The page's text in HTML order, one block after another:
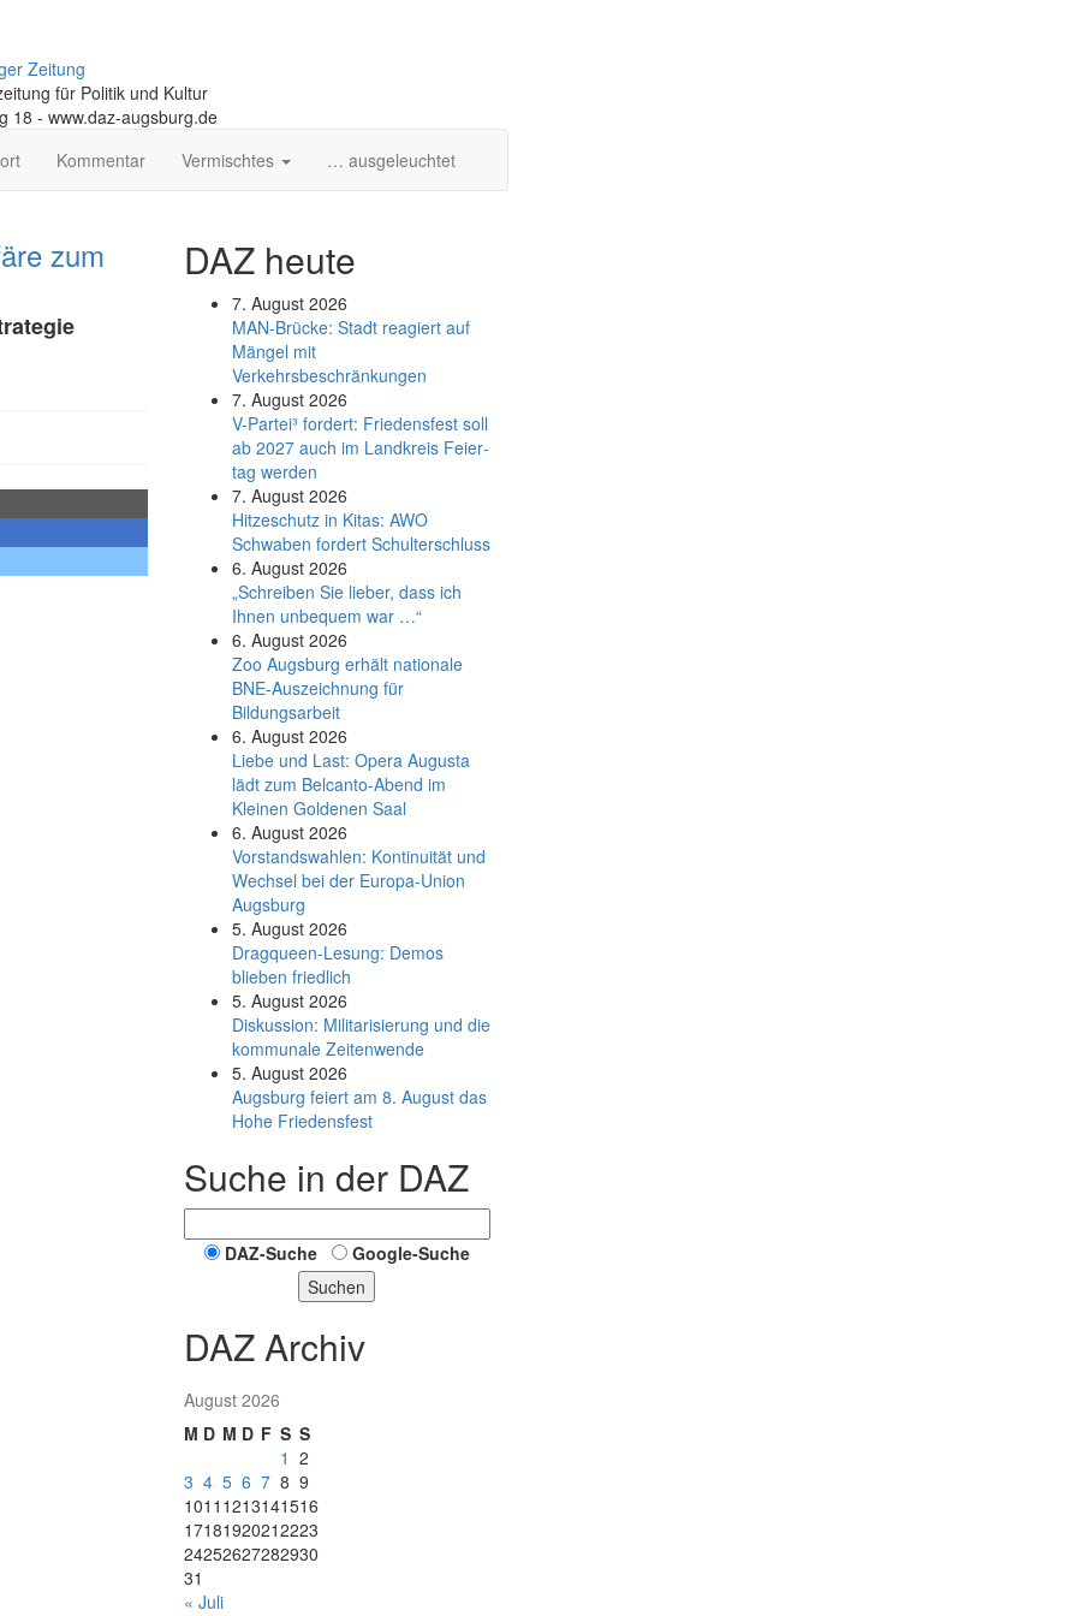
Zeitung
für Politik und Kultur
18 - www.daz-augsburg.de
Kommentar Vermischtes … ausgeleuchtet
zum DAZ heute
7. August 2026
MAN-Brücke: Stadt reagiert auf
Mängel mit
Verkehrsbeschränkungen
7. August 2026
V-Partei­³ fordert: Friedens­fest soll
ab 2027 auch im Land­kreis Feier­
tag werden
7. August 2026
Hitzeschutz in Kitas: AWO
Schwaben fordert Schulterschluss
6. August 2026
„Schreiben Sie lieber, dass ich
Ihnen unbequem war …“
6. August 2026
Zoo Augsburg erhält nationale
BNE-Auszeichnung für
Bildungsarbeit
6. August 2026
Liebe und Last: Opera Augusta
lädt zum Belcanto-Abend im
Kleinen Goldenen Saal
6. August 2026
Vorstandswahlen: Kontinuität und
Wechsel bei der Europa-Union
Augsburg
5. August 2026
Dragqueen-Lesung: Demos
blieben friedlich
5. August 2026
Diskussion: Mi­li­ta­ri­sie­rung und die
kommunale Zeitenwende
5. August 2026
Augsburg feiert am 8. August das
Hohe Friedensfest
Suche in der DAZ
DAZ-Suche
Google-Suche
Suchen
DAZ Archiv
August 2026
M D M D F S S
1 2
3 4 5 6 7 8 9
1011 1213141516
17181920212223
24252627282930
31
« Juli